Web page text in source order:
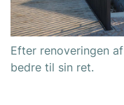
Efter renoveringen
bedre til sin ret.